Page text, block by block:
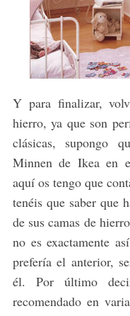
Y para finalizar,
hierro, ya que son
clásicas, supongo
Minnen de Ikea en
aquí os tengo que
tenéis que saber que
de sus camas de
no es exactamente
prefería el anterior,
él. Por último
recomendado en